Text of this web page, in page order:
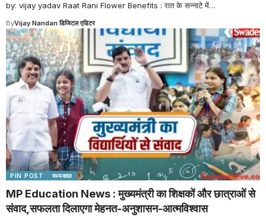
by: vijay yadav Raat Rani Flower Benefits : रात के सन्नाटे में…
ByVijay Nandan डिजिटल एडिटर
PIN POST मध्यकाल
MP Education News : मुख्यमंत्री का शिक्षकों और छात्राओं से
संवाद,सफलता दिलाएगा मेहनत-अनुशासन-आत्मविश्वास